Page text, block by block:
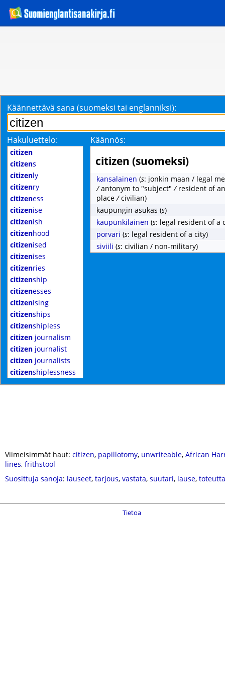
Käännettävä sana (suomeksi tai englanniksi):
Hakuluettelo: Käännös:
citizen
citizens
citizenly
citizenry
citizeness
citizenise
citizenish
citizenhood
citizenised
citizenises
citizenries
citizenship
citizenesses
citizenising
citizenships
citizenshipless
citizen journalism
citizen journalist
citizen journalists
citizenshiplessness
citizen (suomeksi)
kansalainen (s: jonkin maan / legal
/antonym to "subject"/ resident of
place/civilian)
kaupungin asukas (s)
kaupunkilainen (s: legal resident of a
porvari (s: legal resident of a city)
siviili (s: civilian / non-military)
Viimeisimmät haut: citizen, papillotomy, unwriteable, African
lines, frithstool
Suosittuja sanoja: lauseet, tarjous, vastata, suutari, lause,
Tietoa